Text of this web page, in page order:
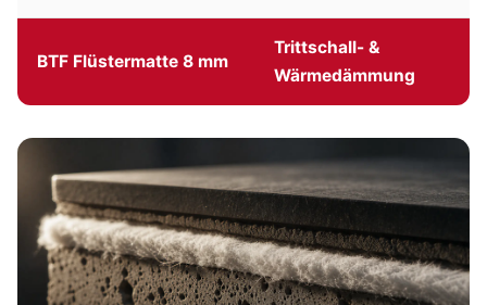
BTF Flüstermatte 8 mm
Trittschall- &
Wärmedämmung